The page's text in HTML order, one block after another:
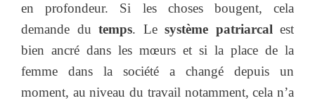
en profondeur. Si les choses bougent, cela
demande du temps. Lesystème patriarcal est
bien ancré dans les mœurs et si la place de la
femme dans la société a changé depuis un
moment, au niveau du travail notamment, cela n’a